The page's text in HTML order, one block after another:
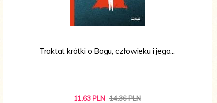
Traktat krótki o Bogu, człowieku i jego...
11,63 PLN 14,36 PLN